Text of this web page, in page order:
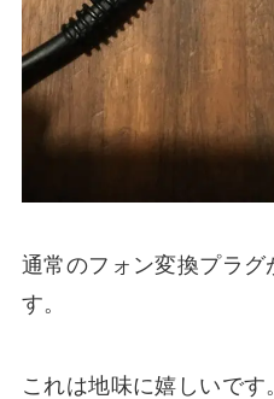
通常のフォン変換プラグ
す。
これは地味に嬉しいです